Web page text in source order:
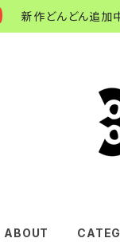
新作どんどん追加
ABOUT